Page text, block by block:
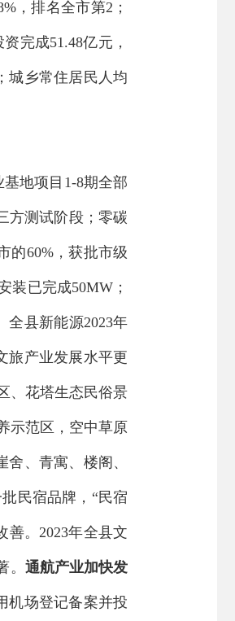
%，排名全市第2 ；
资完成51.48亿元，
；城乡常住居民人均
地项目 1-8期全部
方测试阶段；零碳
的60%，获批市级
装已完成50MW ；
全县新能源2023年
旅产业发展水平更
、花塔生态民俗景
示范区，空中草原
、青寓、楼阁、
民宿品牌， “民宿
善。2023年全县文
。 通航产业加快发
机场登记备案并投